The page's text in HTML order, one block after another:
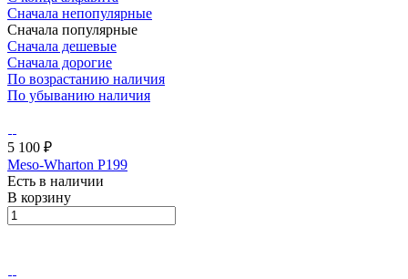
Сначала непопулярные
Сначала популярные
Сначала дешевые
Сначала дорогие
По возрастанию наличия
По убыванию наличия
5 100 ₽
Meso-Wharton P199
Есть в наличии
В корзину